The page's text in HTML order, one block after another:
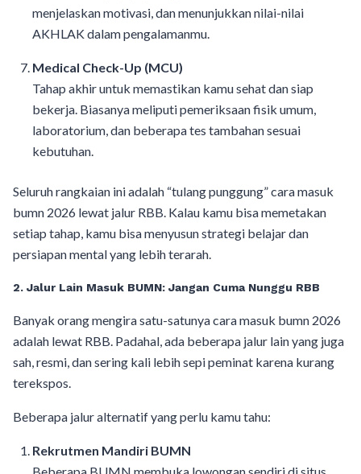
menjelaskan motivasi, dan menunjukkan nilai-nilai
AKHLAK dalam pengalamanmu.
Medical Check-Up (MCU)
Tahap akhir untuk memastikan kamu sehat dan siap
bekerja. Biasanya meliputi pemeriksaan fisik umum,
laboratorium, dan beberapa tes tambahan sesuai
kebutuhan.
Seluruh rangkaian ini adalah “tulang punggung” cara masuk
bumn 2026 lewat jalur RBB. Kalau kamu bisa memetakan
setiap tahap, kamu bisa menyusun strategi belajar dan
persiapan mental yang lebih terarah.
2. Jalur Lain Masuk BUMN: Jangan Cuma Nunggu RBB
Banyak orang mengira satu-satunya cara masuk bumn 2026
adalah lewat RBB. Padahal, ada beberapa jalur lain yang juga
sah, resmi, dan sering kali lebih sepi peminat karena kurang
terekspos.
Beberapa jalur alternatif yang perlu kamu tahu:
Rekrutmen Mandiri BUMN